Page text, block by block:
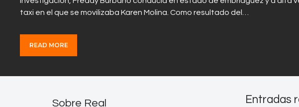
taxi en el que se movilizaba Karen Molina. Como resultado del…
READ MORE
Sobre Real Entradas